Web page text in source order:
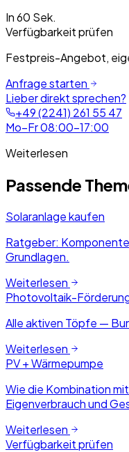
In 60 Sek.
Verfügbarkeit prüfen
Festpreis-Angebot,
Anfrage starten
Lieber direkt sprechen?
+49 (2241) 261 55 47
Mo–Fr 08:00–17:00
Weiterlesen
Passende
Solaranlage kaufen
Ratgeber:
Grundlagen.
Weiterlesen
Photovoltaik-
Alle aktiven Töpfe —
Weiterlesen
PV + Wärmepumpe
Wie die Kombination
Eigenverbrauch und
Weiterlesen
Verfügbarkeit prüfen